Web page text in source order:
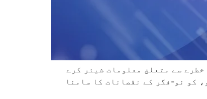
سے متعلق معلومات شیئر کرے
کو نو-فگر کے نقصانات کا سامنا